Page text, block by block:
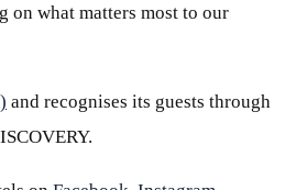
on what matters most to our
and recognises its guests through